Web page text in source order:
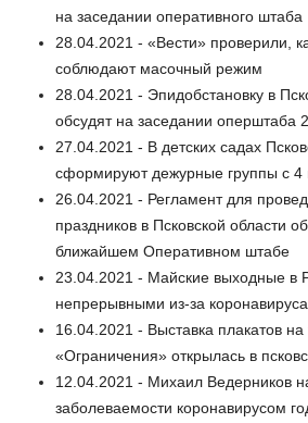
на заседании оперативного штаба
28.04.2021 - «Вести» проверили,
соблюдают масочный режим
28.04.2021 - Эпидобстановку в
обсудят на заседании оперштаба
27.04.2021 - В детских садах
сформируют дежурные группы с 4
26.04.2021 - Регламент для
праздников в Псковской области
ближайшем Оперативном штабе
23.04.2021 - Майские выходные в
непрерывными из-за коронавируса
16.04.2021 - Выставка плакатов на
«Ограничения» открылась в
12.04.2021 - Михаил Ведерников
заболеваемости коронавирусом